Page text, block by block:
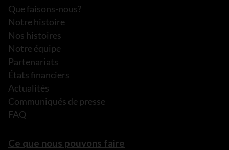
Que faisons-nous?
Notre histoire
Nos histoires
Notre équipe
Partenariats
États financiers
Actualités
Communiqués de presse
FAQ
Ce que nous pouvons faire